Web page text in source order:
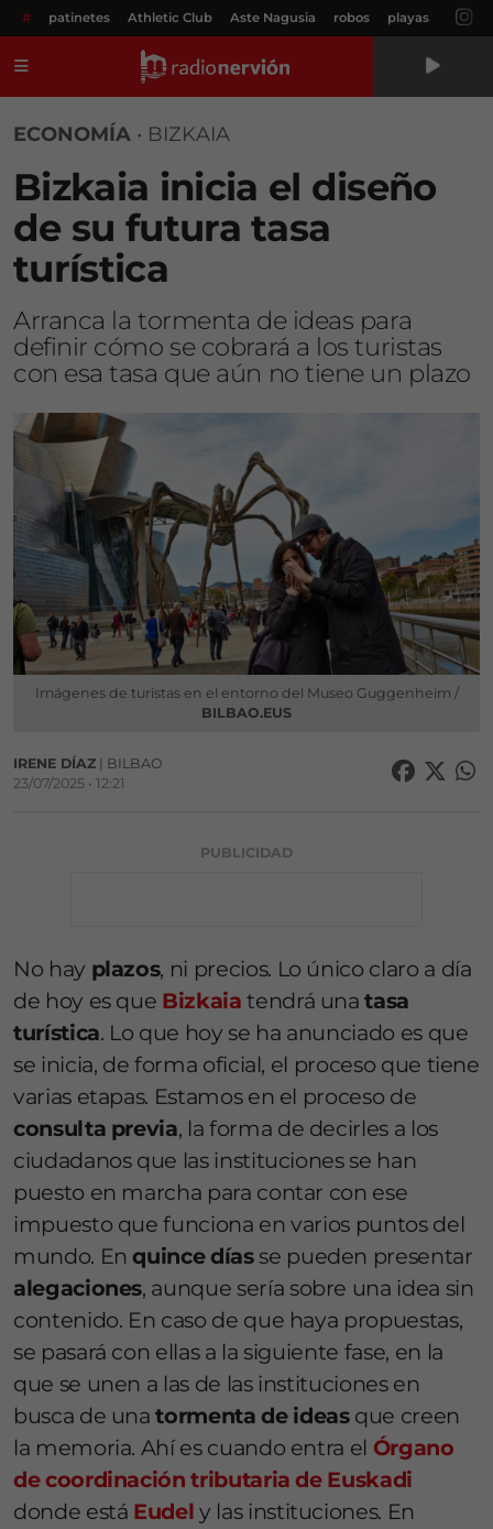
# patinetes Athletic Club Aste Nagusia robos playas
ECONOMÍA • BIZKAIA
Bizkaia inicia el diseño
de su futura tasa
turística
Arranca la tormenta de ideas para
definir cómo se cobrará a los turistas
con esa tasa que aún no tiene un plazo
Imágenes de turistas en el entorno del Museo Guggenheim /
BILBAO.EUS
IRENE DÍAZ | BILBAO
23/07/2025 • 12:21
PUBLICIDAD
No hay plazos, ni precios. Lo único claro a día
de hoy es que Bizkaia tendrá unatasa
turística. Lo que hoy se ha anunciado es que
se inicia, de forma oficial, el proceso que tiene
varias etapas. Estamos en el proceso de
consulta previa, la forma de decirles a los
ciudadanos que las instituciones se han
puesto en marcha para contar con ese
impuesto que funciona en varios puntos del
mundo. Enquince díasse pueden presentar
alegaciones, aunque sería sobre una idea sin
contenido. En caso de que haya propuestas,
se pasará con ellas a la siguiente fase, en la
que se unen a las de las instituciones en
busca de una tormenta de ideasque creen
la memoria. Ahí es cuando entra el Órgano
de coordinación tributaria de Euskadi
donde está Eudel y las instituciones. En